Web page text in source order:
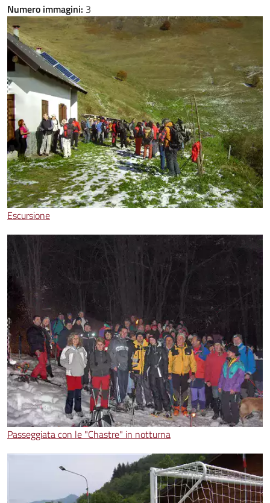
Numero immagini: 3
Escursione
Passeggiata con le "Chastre" in notturna